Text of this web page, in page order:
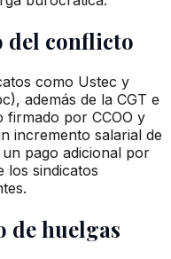
del conflicto
como Ustec y
además de la CGT e
firmado por CCOO y
incremento salarial de
pago adicional por
los sindicatos
de huelgas